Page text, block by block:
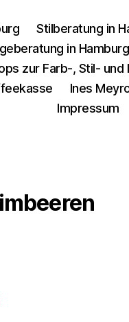
Stilberatung in
in Hamburg
zur Farb-, Stil- und
Ines
Impressum